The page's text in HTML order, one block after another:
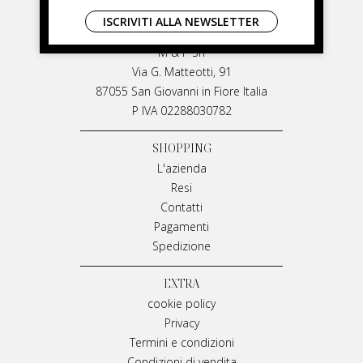
LIVIANA MIRARCHI
M & P Srl
Via G. Matteotti, 91
87055 San Giovanni in Fiore Italia
P IVA 02288030782
SHOPPING
L'azienda
Resi
Contatti
Pagamenti
Spedizione
EXTRA
cookie policy
Privacy
Termini e condizioni
ISCRIVITI ALLA NEWSLETTER